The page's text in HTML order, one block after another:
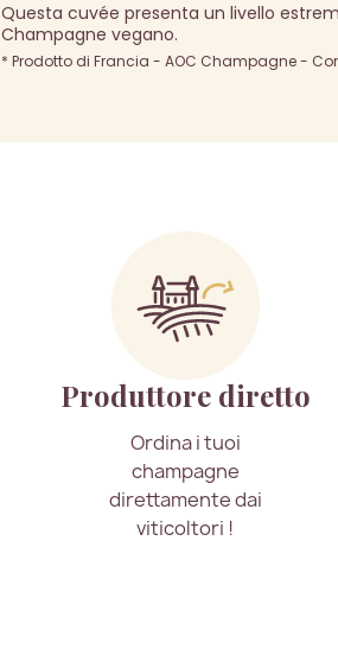
Questa cuvée presenta un livello
Champagne vegano.
* Prodotto di Francia - AOC Champagne -
Produttore diretto
Ordina i tuoi
champagne
direttamente dai
viticoltori !